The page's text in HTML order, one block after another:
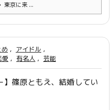
東京に来 ...
, アイドル ,
愛 , 有名人 , 芸能
】篠原ともえ、結婚してい